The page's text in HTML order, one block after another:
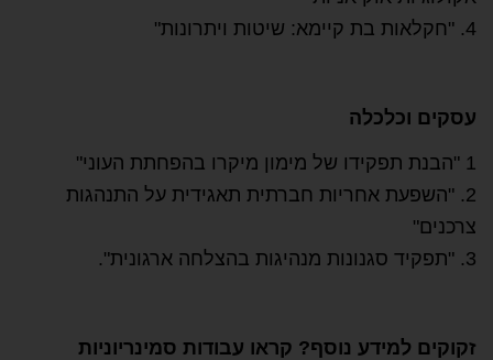
4. "חקלאות בת קיימא: שיטות ויתרונות"
עסקים וכלכלה
1 "הבנת תפקידו של מימון מיקרו בהפחתת העוני"
2. "השפעת אחריות חברתית תאגידית על התנהגות
צרכנים"
3. "תפקיד סגנונות מנהיגות בהצלחה ארגונית".
זקוקים למידע נוסף? קראו עבודות סמינריוניות